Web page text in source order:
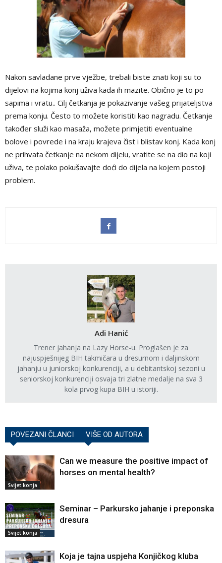
Nakon savladane prve vježbe, trebali biste znati koji su to
dijelovi na kojima konj uživa kada ih mazite. Obično je to po
sapima i vratu.. Cilj četkanja je pokazivanje vašeg prijateljstva
prema konju. Često to možete koristiti kao nagradu. Četkanje
također služi kao masaža, možete primjetiti eventualne
bolove i povrede i na kraju krajeva čist i blistav konj. Kada konj
ne prihvata četkanje na nekom dijelu, vratite se na dio na koji
uživa, te polako pokušavajte doći do dijela na kojem postoji
problem.
Adi Hanić
Trener jahanja na Lazy Horse-u. Proglašen je za
najuspješnijeg BIH takmičara u dresurnom i daljinskom
jahanju u juniorskoj konkurenciji, a u debitantskoj sezoni u
seniorskoj konkurenciji osvaja tri zlatne medalje na sva 3
kola prvog kupa BIH u istoriji.
POVEZANI ČLANCI VIŠE OD AUTORA
Svijet konja
Can we measure the positive impact of
horses on mental health?
Svijet konja
Seminar – Parkursko jahanje i preponska
dresura
Koja je tajna uspjeha Konjičkog kluba